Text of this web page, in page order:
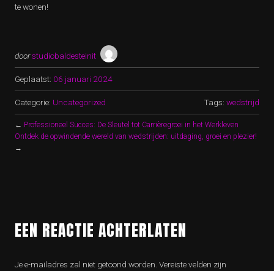
te wonen!
doorstudiobaldesteinit
Geplaatst: 06 januari 2024
Categorie: Uncategorized Tags: wedstrijd
← Professioneel Succes: De Sleutel tot Carrièregroei in het Werkleven
Ontdek de opwindende wereld van wedstrijden: uitdaging, groei en plezier!
→
EEN REACTIE ACHTERLATEN
Je e-mailadres zal niet getoond worden. Vereiste velden zijn